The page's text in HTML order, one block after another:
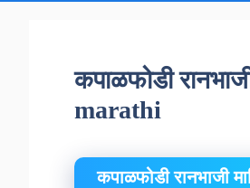
कपाळफोडी
marathi
कपाळफोडी रानभाजी